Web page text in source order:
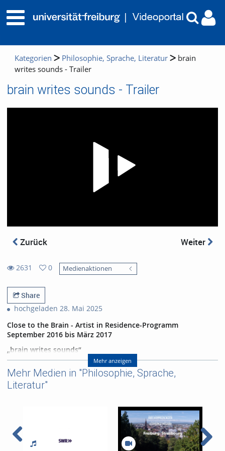
Kategorien Philosophie, Sprache, Literatur
brain
writes sounds - Trailer
brain writes sounds - Trailer
Zurück Weiter
2631
views
0
favorites
Medienaktionen
Share
hochgeladen 28. Mai 2025
Close to the Brain - Artist in Residence-Programm
September 2016 bis März 2017
„brain writes sounds“
07.03.2017 im E-Werk Freiburg
mit Harald Kimmig (Geige), Annette Pehnt (Text), Ephraim
Wegner (Visualisierung und Ton) und Gabriel Pallas
(Versuchsperson)
Die Performance entstand im Rahmen desArtist in Residence
Programms des Exzellenzclusters BrainLinks-BrainTools der
Universität Freiburg
Geige: Harald Kimmig
Mehr anzeigen
Mehr Medien in "Philosophie, Sprache,
Literatur"